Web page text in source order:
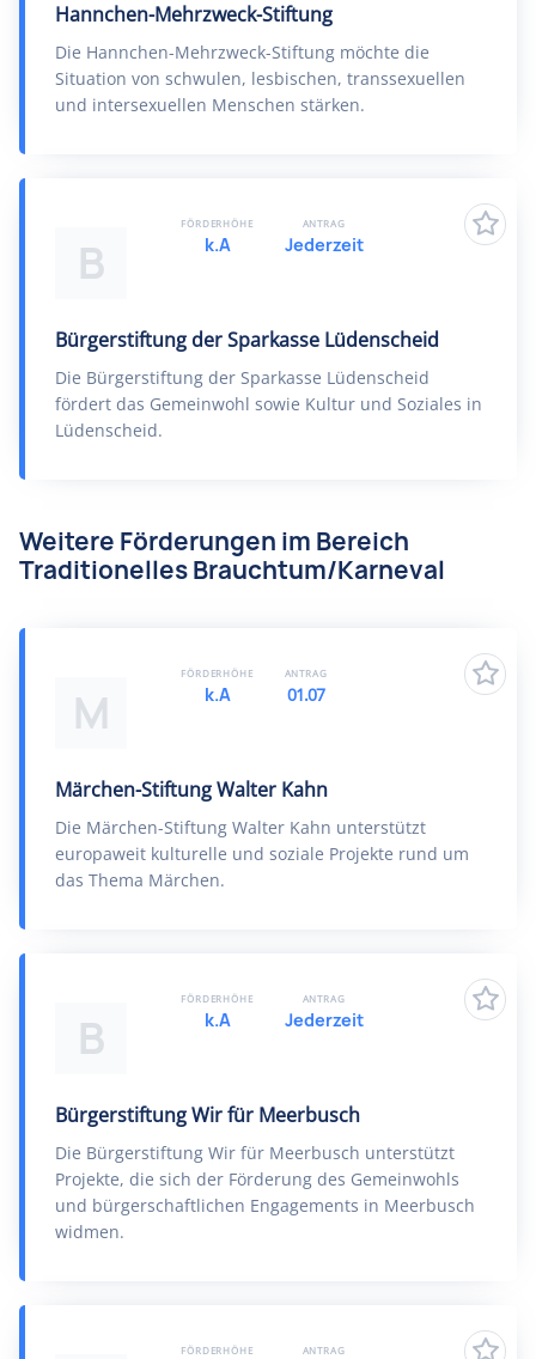
Hannchen-Mehrzweck-Stiftung
Die Hannchen-Mehrzweck-Stiftung möchte die
Situation von schwulen, lesbischen, transsexuellen
und intersexuellen Menschen stärken.
B
Bürgerstiftung der Sparkasse Lüdenscheid
Die Bürgerstiftung der Sparkasse Lüdenscheid
fördert das Gemeinwohl sowie Kultur und Soziales in
Lüdenscheid.
FÖRDERHÖHE
k.A
ANTRAG
Jederzeit
Weitere Förderungen im Bereich
Traditionelles Brauchtum/Karneval
M
Märchen-Stiftung Walter Kahn
Die Märchen-Stiftung Walter Kahn unterstützt
europaweit kulturelle und soziale Projekte rund um
das Thema Märchen.
FÖRDERHÖHE
k.A
ANTRAG
01.07
B
Bürgerstiftung Wir für Meerbusch
Die Bürgerstiftung Wir für Meerbusch unterstützt
Projekte, die sich der Förderung des Gemeinwohls
und bürgerschaftlichen Engagements in Meerbusch
widmen.
FÖRDERHÖHE
k.A
ANTRAG
Jederzeit
FÖRDERHÖHE ANTRAG